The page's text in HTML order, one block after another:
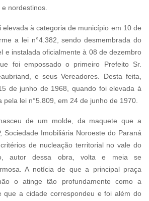
nordestinos.
elevada à categoria de município em 10 de
a lei n°4.382, sendo desmembrada do
e instalada oficialmente à 08 de dezembro
foi empossado o primeiro Prefeito Sr.
e seus Vereadores. Desta feita,
de junho de 1968, quando foi elevada à
pela lei n°5.809, em 24 de junho de 1970.
de um molde, da maquete que a
Sociedade Imobiliária Noroeste do Paraná
de nucleação territorial no vale do
autor dessa obra, volta e meia se
A notícia de que a principal praça
o atinge tão profundamente como a
que a cidade correspondeu e foi além do